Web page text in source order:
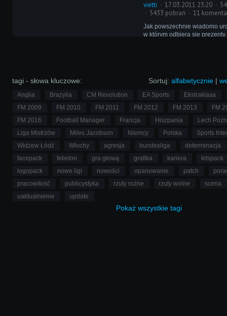
vietti 17.03.2011 23:20
5433 pobrań
11
Jak powszechnie wiadomo
w którym odbiera się
Sortuj: alfabetycznie |
tagi - słowa kluczowe:
Anglia Brazylia CM Revolution EA Sports
Ekstraklasa
FM 2009
FM 2010 FM 2011 FM 2012 FM 2013
FM
FM 2016
Football Manager Francja Hiszpania
Lech
Liga Mistrzów
Miles Jacobson Niemcy Polska
Sports
Widzew Łódź
Włochy agresja bundesliga
determinacja
facepack
felieton gra głową grafika kariera
kitspack
logopack
nowe ligi nowości opanowanie patch
pracowitość
publicystyka rzuty rożne rzuty wolne
scena
uaktualnienie
update
Pokaż wszystkie tagi